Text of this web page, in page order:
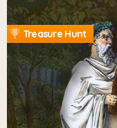
Treasure Hunt